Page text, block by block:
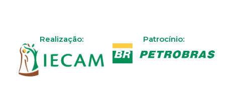
Realização: Patrocínio: